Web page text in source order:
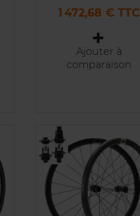
Prix
1 472,68 € TTC
Ajouter à
comparaison